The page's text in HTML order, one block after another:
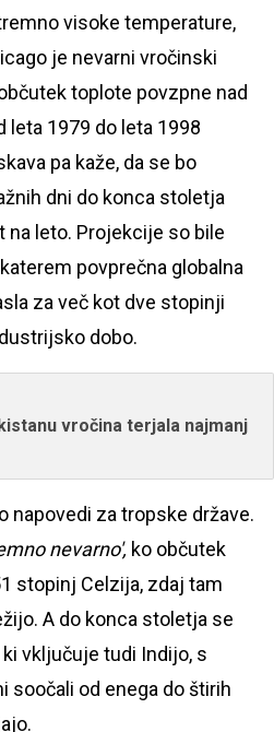
visoke temperature,
je nevarni vročinski
toplote povzpne nad
leta 1979 do leta 1998
pa kaže, da se bo
dni do konca stoletja
leto. Projekcije so bile
povprečna globalna
za več kot dve stopinji
dobo.
vročina terjala najmanj
napovedi za tropske države.
nevarno', ko občutek
stopinj Celzija, zdaj tam
A do konca stoletja se
vključuje tudi Indijo, s
soočali od enega do štirih